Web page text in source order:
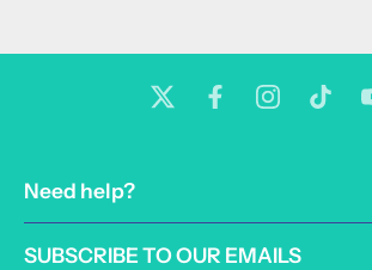
Need help?
SUBSCRIBE TO OUR EMAILS